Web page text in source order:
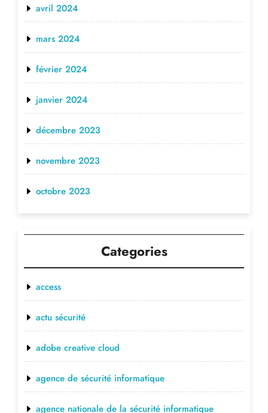
avril 2024
mars 2024
février 2024
janvier 2024
décembre 2023
novembre 2023
octobre 2023
Categories
access
actu sécurité
adobe creative cloud
agence de sécurité informatique
agence nationale de la sécurité informatique